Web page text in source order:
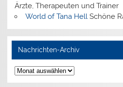
Ärzte, Therapeuten und Trainer
World of Tana HellSchöne
Nachrichten-Archiv
Nachrichten-
Archiv